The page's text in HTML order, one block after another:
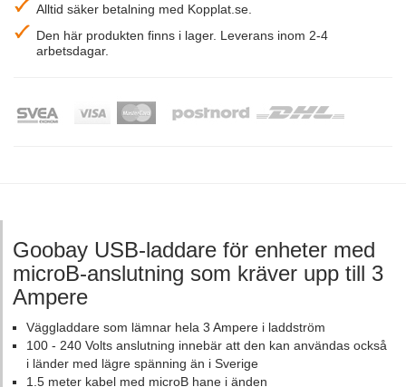
Alltid säker betalning med Kopplat.se.
Den här produkten finns i lager. Leverans inom 2-4
arbetsdagar.
Goobay USB-laddare för enheter med
microB-anslutning som kräver upp till 3
Ampere
Väggladdare som lämnar hela 3 Ampere i laddström
100 - 240 Volts anslutning innebär att den kan användas också
i länder med lägre spänning än i Sverige
1.5 meter kabel med microB hane i änden